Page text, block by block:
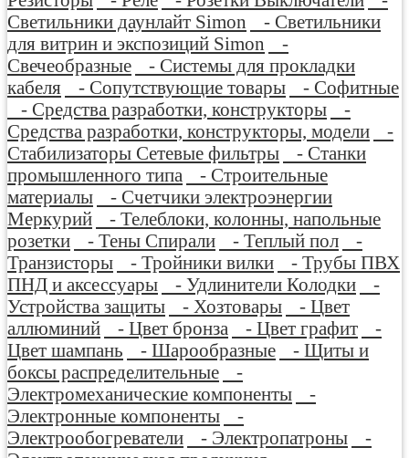
Светильники даунлайт Simon
- Светильники
для витрин и экспозиций Simon
-
Свечеобразные
- Системы для прокладки
кабеля
- Сопутствующие товары
- Софитные
- Средства разработки, конструкторы
-
Средства разработки, конструкторы, модели
-
Стабилизаторы Сетевые фильтры
- Станки
промышленного типа
- Строительные
материалы
- Счетчики электроэнергии
Меркурий
- Телеблоки, колонны, напольные
розетки
- Тены Спирали - Теплый пол
-
Транзисторы
- Тройники вилки
- Трубы ПВХ
ПНД и аксессуары
- Удлинители Колодки
-
Устройства защиты
- Хозтовары
- Цвет
аллюминий
- Цвет бронза - Цвет графит
-
Цвет шампань
- Шарообразные
- Щиты и
боксы распределительные
-
Электромеханические компоненты
-
Электронные компоненты
-
Электрообогреватели
- Электропатроны
-